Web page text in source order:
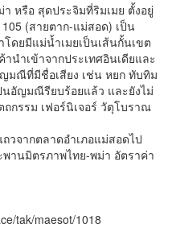
รือ สุดประจิมที่ริมเมย ตั้งอยู่
(สายตาก-แม่สอด) เป็น
ดยมีแม่น้ำเมยเป็นเส้นกั้นเขต
นำเข้าจากประเทศอินเดียและ
มณีที่มีชื่อเสียง เช่น หยก ทับทิม
อัญมณีรียบร้อยแล้ว และยังไม่
กรรม เฟอร์นิเจอร์ วัตุโบราณ
วจากตลาดอำเภอแม่สอดไป
านมิตรภาพไทย-พม่า อัตราค่า
tak/maesot/1018